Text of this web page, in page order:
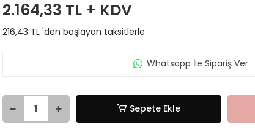
2.164,33 TL + KDV
216,43 TL 'den başlayan taksitlerle
Whatsapp İle Sipariş Ver
Sepete Ekle